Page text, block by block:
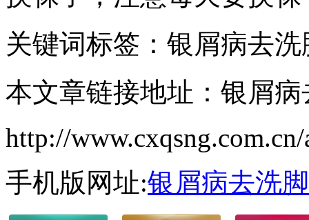
关键词标签：银屑病去洗
本文章链接地址：银屑病
http://
手机版网址:银屑病去洗脚